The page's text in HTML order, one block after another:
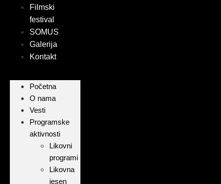
Filmski
festival
SOMUS
Galerija
Kontakt
Početna
O nama
Vesti
Programske
aktivnosti
Likovni
programi
Likovna
jesen